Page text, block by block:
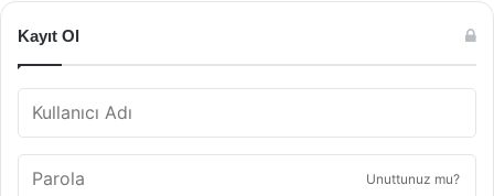
Kayıt Ol
Unuttunuz mu?